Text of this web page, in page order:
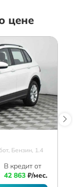
цене
Бензин, 1.4
В кредит от
42 863 ₽/мес.